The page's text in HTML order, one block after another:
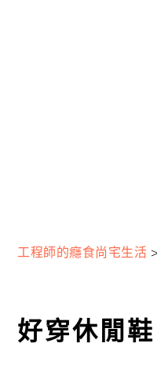
工程師的癮食尚宅生活 >
好穿休閒鞋